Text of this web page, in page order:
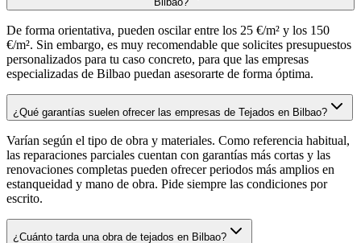
De forma orientativa, pueden oscilar entre los 25 €/m² y los 150
€/m². Sin embargo, es muy recomendable que solicites presupuestos
personalizados para tu caso concreto, para que las empresas
especializadas de Bilbao puedan asesorarte de forma óptima.
¿Qué garantías suelen ofrecer las empresas de Tejados en Bilbao?
Varían según el tipo de obra y materiales. Como referencia habitual,
las reparaciones parciales cuentan con garantías más cortas y las
renovaciones completas pueden ofrecer periodos más amplios en
estanqueidad y mano de obra. Pide siempre las condiciones por
escrito.
¿Cuánto tarda una obra de tejados en Bilbao?